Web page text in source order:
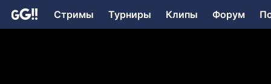
Стримы Турниры Клипы Форум